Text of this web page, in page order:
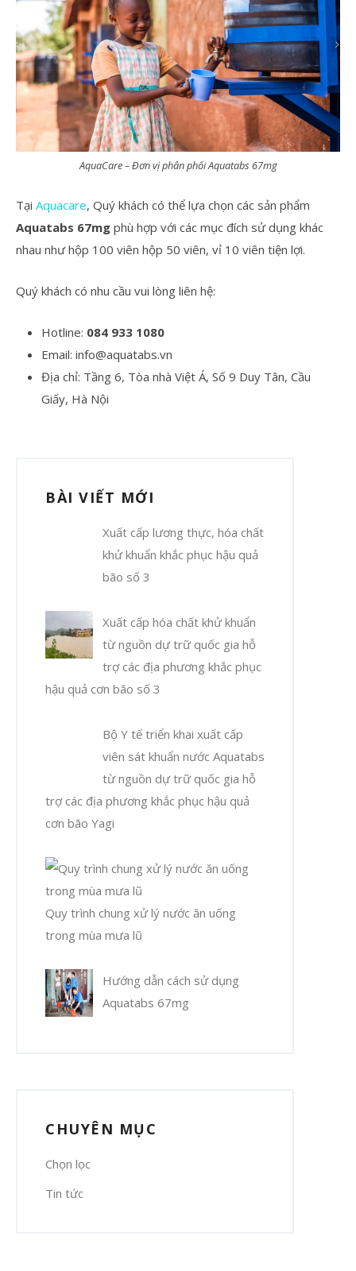
AquaCare – Đơn vị phân phối Aquatabs 67mg
Tại Aquacare, Quý khách có thể lựa chọn các sản phẩm
Aquatabs 67mg phù hợp với các mục đích sử dụng khác
nhau như hộp 100 viên hộp 50 viên, vỉ 10 viên tiện lợi.
Quý khách có nhu cầu vui lòng liên hệ:
Hotline: 084 933 1080
Email: info@aquatabs.vn
Địa chỉ: Tầng 6, Tòa nhà Việt Á, Số 9 Duy Tân, Cầu
Giấy, Hà Nội
BÀI VIẾT MỚI
Xuất cấp lương thực, hóa chất
khử khuẩn khắc phục hậu quả
bão số 3
Xuất cấp hóa chất khử khuẩn
từ nguồn dự trữ quốc gia hỗ
trợ các địa phương khắc phục
hậu quả cơn bão số 3
Bộ Y tế triển khai xuất cấp
viên sát khuẩn nước Aquatabs
từ nguồn dự trữ quốc gia hỗ
trợ các địa phương khắc phục hậu quả
cơn bão Yagi
Quy trình chung xử lý nước ăn uống
trong mùa mưa lũ
Hướng dẫn cách sử dụng
Aquatabs 67mg
CHUYÊN MỤC
Chọn lọc
Tin tức